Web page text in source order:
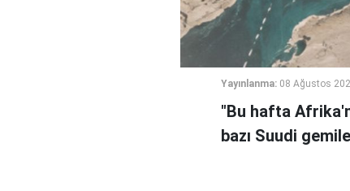
Yayınlanma: 08 Ağustos
"Bu hafta
bazı Suudi